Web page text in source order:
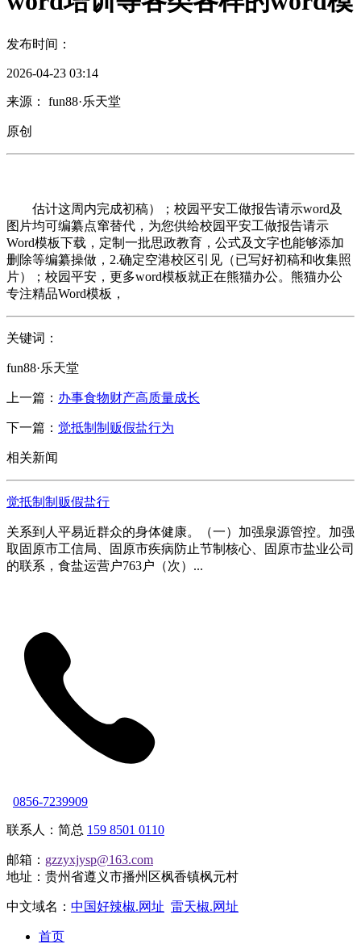
发布时间：
2026-04-23 03:14
来源： fun88·乐天堂
原创
估计这周内完成初稿）；校园平安工做报告请示word及
图片均可编纂点窜替代，为您供给校园平安工做报告请示
Word模板下载，定制一批思政教育，公式及文字也能够添加
删除等编纂操做，2.确定空港校区引见（已写好初稿和收集照
片）；校园平安，更多word模板就正在熊猫办公。熊猫办公
专注精品Word模板，
关键词：
fun88·乐天堂
上一篇： 办事食物财产高质量成长
下一篇： 觉抵制制贩假盐行为
相关新闻
觉抵制制贩假盐行
关系到人平易近群众的身体健康。（一）加强泉源管控。加强
取固原市工信局、固原市疾病防止节制核心、固原市盐业公司
的联系，食盐运营户763户（次）...
0856-7239909
联系人：简总 159 8501 0110
邮箱： gzzyxjysp@163.com
地址：贵州省遵义市播州区枫香镇枫元村
中文域名： 中国好辣椒.网址 雷天椒.网址
首页